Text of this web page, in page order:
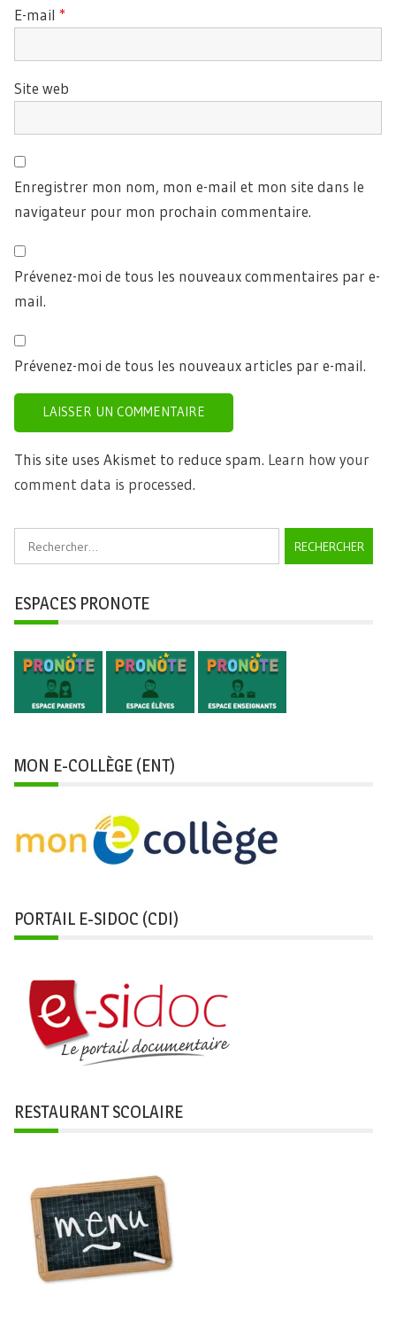
E-mail *
Site web
Enregistrer mon nom, mon e-mail et mon site dans le
navigateur pour mon prochain commentaire.
Prévenez-moi de tous les nouveaux commentaires par e-
mail.
Prévenez-moi de tous les nouveaux articles par e-mail.
This site uses Akismet to reduce spam. Learn how your
comment data is processed.
Rechercher :
ESPACES PRONOTE
MON E-COLLÈGE (ENT)
PORTAIL E-SIDOC (CDI)
RESTAURANT SCOLAIRE